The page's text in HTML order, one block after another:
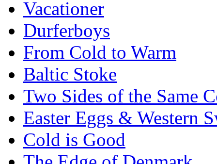
Vacationer
Durferboys
From Cold to Warm
Baltic Stoke
Two Sides of the Same
Easter Eggs & Western
Cold is Good